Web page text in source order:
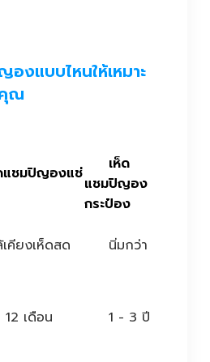
งแบบไหนให้เหมาะ
ณ
แชมปิญองแช่
เห็ด
แชมปิญอง
กระป๋อง
ยงเห็ดสด นิ่มกว่า
เดือน 1 - 3 ปี